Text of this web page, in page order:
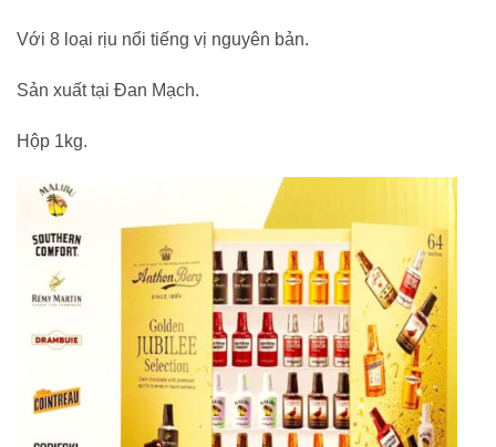
Với 8 loại rịu nổi tiếng vị nguyên bản.
Sản xuất tại Đan Mạch.
Hộp 1kg.